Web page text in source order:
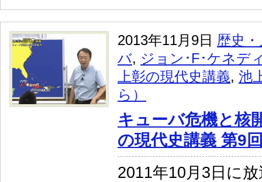
2013年11月9日 歴史
バ, ジョン･F･ケネデ
上彰の現代史講義, 池
ら）
キューバ危機と核
の現代史講義 第9
2011年10月3日に